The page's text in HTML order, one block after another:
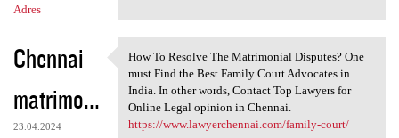
Adres
Chennai
matrimo...
23.04.2024
How To Resolve The
How To Resolve The Matrimonial Disputes? One
must Find the Best Family Court Advocates in
India. In other words, Contact Top Lawyers for
Online Legal opinion in Chennai.
https://www.lawyerchennai.com/family-court/